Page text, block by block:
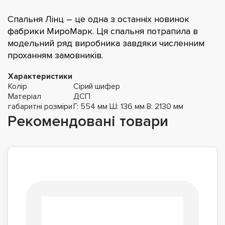
Спальня Лінц – це одна з останніх новинок
фабрики МироМарк. Ця спальня потрапила в
модельний ряд виробника завдяки численним
проханням замовників.
Характеристики
Колір
Сірий шифер
Матеріал
ДСП
габаритні розміриГ: 554 мм Ш: 136 мм В: 2130 мм
Рекомендовані товари